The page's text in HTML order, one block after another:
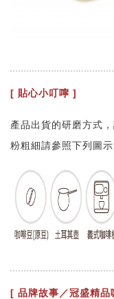
[ 貼心小叮嚀 ]
產品出貨的研磨方式
粉粗細請參照下列圖
[ 品牌故事／冠盛精